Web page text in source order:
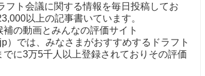
ト会議に関する情報を毎日投稿してお
以上の記事書いています。
の動画とみんなの評価サイト
）では、みなさまがおすすめするドラフト
に3万5千人以上登録されておりその評価